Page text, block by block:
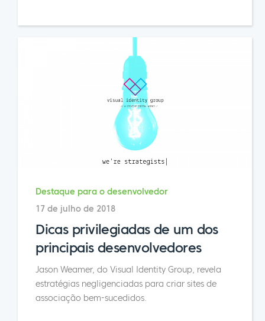
Destaque para o desenvolvedor
17 de julho de 2018
Dicas privilegiadas de um dos
principais desenvolvedores
Jason Weamer, do Visual Identity Group, revela
estratégias negligenciadas para criar sites de
associação bem-sucedidos.